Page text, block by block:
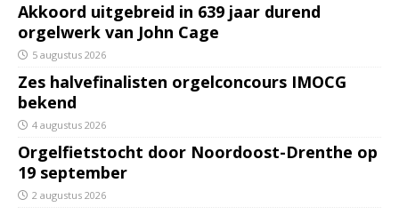
Akkoord uitgebreid in 639 jaar durend
orgelwerk van John Cage
5 augustus 2026
Zes halvefinalisten orgelconcours IMOCG
bekend
4 augustus 2026
Orgelfietstocht door Noordoost-Drenthe op
19 september
2 augustus 2026